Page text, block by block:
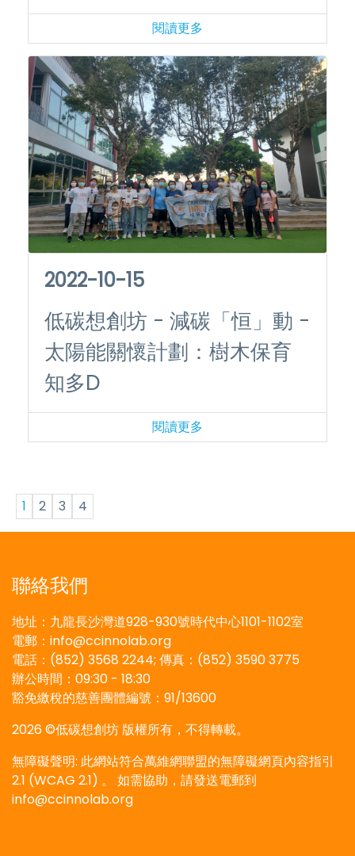
閱讀更多
2022-10-15
低碳想創坊 - 減碳「恒」動 -
太陽能關懷計劃：樹木保育
知多D
閱讀更多
1 2 3 4
聯絡我們
地址：九龍長沙灣道928-930號時代中心1101-1102室
電郵：info@ccinnolab.org
電話：(852) 3568 2244; 傳真：(852) 3590 3775
辦公時間：09:30 - 18:30
豁免繳稅的慈善團體編號：91/13600
2026 ©低碳想創坊 版權所有，不得轉載。
無障礙聲明: 此網站符合萬維網聯盟的無障礙網頁內容指引
2.1 (WCAG 2.1) 。 如需協助，請發送電郵到
info@ccinnolab.org